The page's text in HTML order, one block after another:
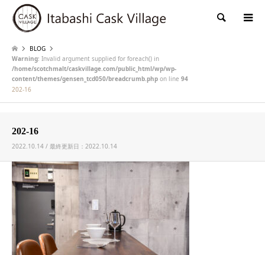
検索
BLOG
Warning: Invalid argument supplied for foreach() in
/home/scotchmalt/caskvillage.com/public_html/wp/wp-
content/themes/gensen_tcd050/breadcrumb.php on line 94
202-16
202-16
2022.10.14 / 最終更新日：2022.10.14